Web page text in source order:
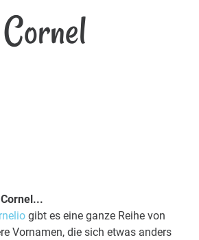
Cornel
gibt es eine ganze Reihe von
Vornamen, die sich etwas anders